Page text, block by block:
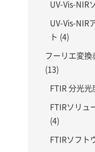
UV-Vis-NIR
UV-Vis-NIR
ト (4)
フーリエ変換
(13)
FTIR 分光光
FTIRソリュ
(4)
FTIRソフト